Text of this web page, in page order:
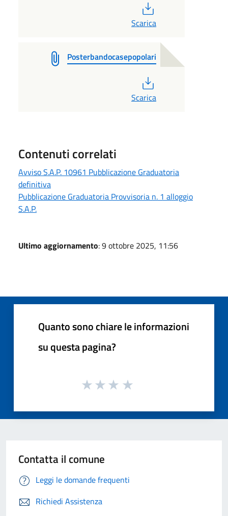
Scarica
Posterbandocasepopolari
Scarica
Contenuti correlati
Avviso S.A.P. 10961 Pubblicazione Graduatoria
definitiva
Pubblicazione Graduatoria Provvisoria n. 1 alloggio
S.A.P.
Ultimo aggiornamento: 9 ottobre 2025, 11:56
Quanto sono chiare le informazioni
su questa pagina?
Contatta il comune
Leggi le domande frequenti
Richiedi Assistenza